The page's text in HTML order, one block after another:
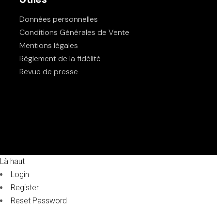
Données personnelles
Conditions Générales de Vente
Mentions légales
Règlement de la fidélité
Revue de presse
Là haut
Login
Register
Reset Password